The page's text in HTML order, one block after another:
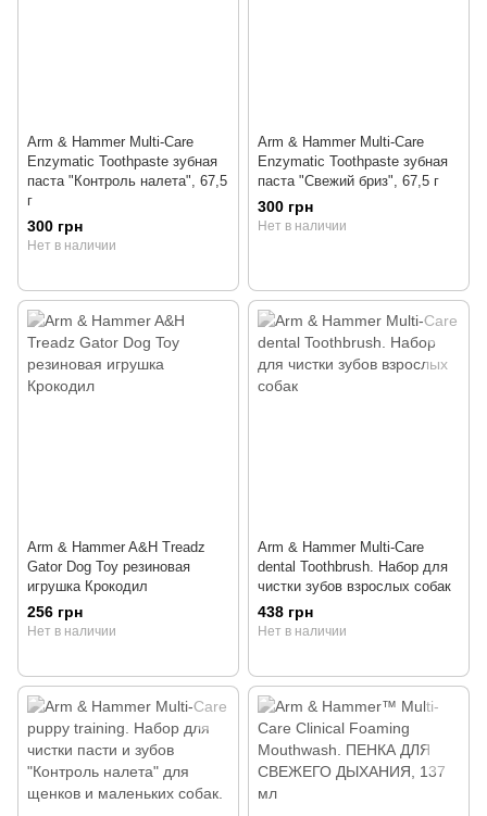
Arm & Hammer Multi-Care
Enzymatic Toothpaste зубная
паста "Контроль налета", 67,5
г
300 грн
Нет в наличии
Arm & Hammer Multi-Care
Enzymatic Toothpaste зубная
паста "Свежий бриз", 67,5 г
300 грн
Нет в наличии
Arm & Hammer A&H Treadz
Gator Dog Toy резиновая
игрушка Крокодил
256 грн
Нет в наличии
Arm & Hammer Multi-Care
dental Toothbrush. Набор для
чистки зубов взрослых собак
438 грн
Нет в наличии